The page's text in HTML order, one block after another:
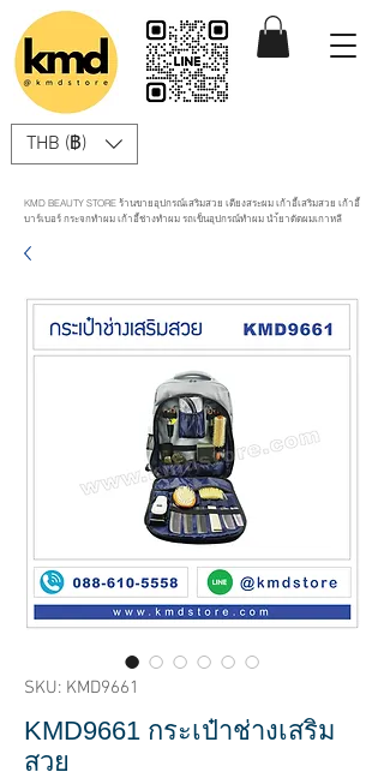
THB (฿)
KMD BEAUTY STORE ร้านขายอุปกรณ์เสริมสวย เตียงสระผม เก้าอี้เสริมสวย เก้าอี้
บาร์เบอร์ กระจกทำผม เก้าอี้ช่างทำผม รถเข็นอุปกรณ์ทำผม นำ้ยาดัดผมเกาหลี
SKU: KMD9661
KMD9661 กระเป๋าช่างเสริม
สวย